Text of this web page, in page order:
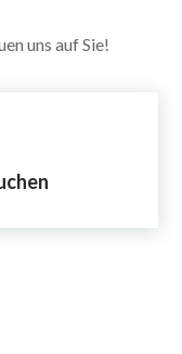
uns auf Sie!